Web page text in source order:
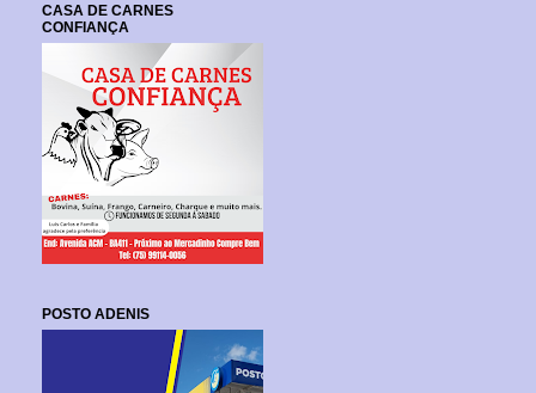
CASA DE CARNES
CONFIANÇA
POSTO ADENIS